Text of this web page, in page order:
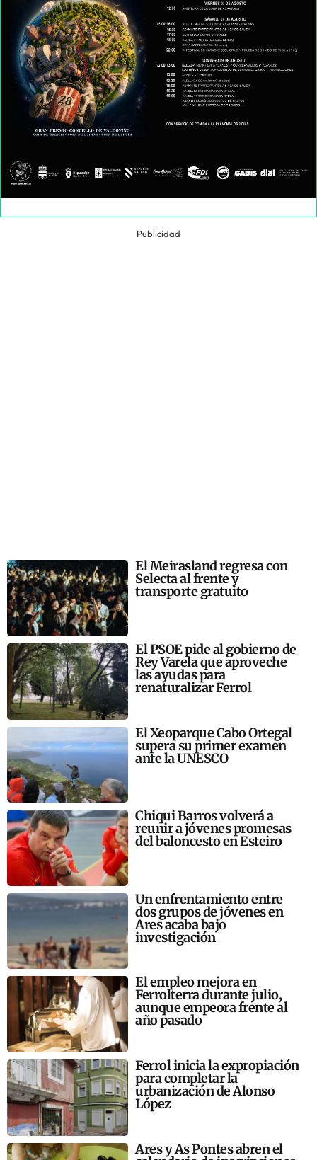
Publicidad
El Meirasland regresa con
Selecta al frente y
transporte gratuito
El PSOE pide al gobierno de
Rey Varela que aproveche
las ayudas para
renaturalizar Ferrol
El Xeoparque Cabo Ortegal
supera su primer examen
ante la UNESCO
Chiqui Barros volverá a
reunir a jóvenes promesas
del baloncesto en Esteiro
Un enfrentamiento entre
dos grupos de jóvenes en
Ares acaba bajo
investigación
El empleo mejora en
Ferrolterra durante julio,
aunque empeora frente al
año pasado
Ferrol inicia la expropiación
para completar la
urbanización de Alonso
López
Ares y As Pontes abren el